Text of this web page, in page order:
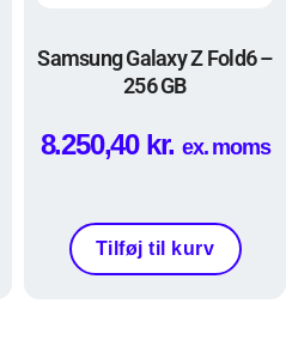
Samsung Galaxy Z Fold6 –
256 GB
8.250,40 kr. ex. moms
Tilføj til kurv